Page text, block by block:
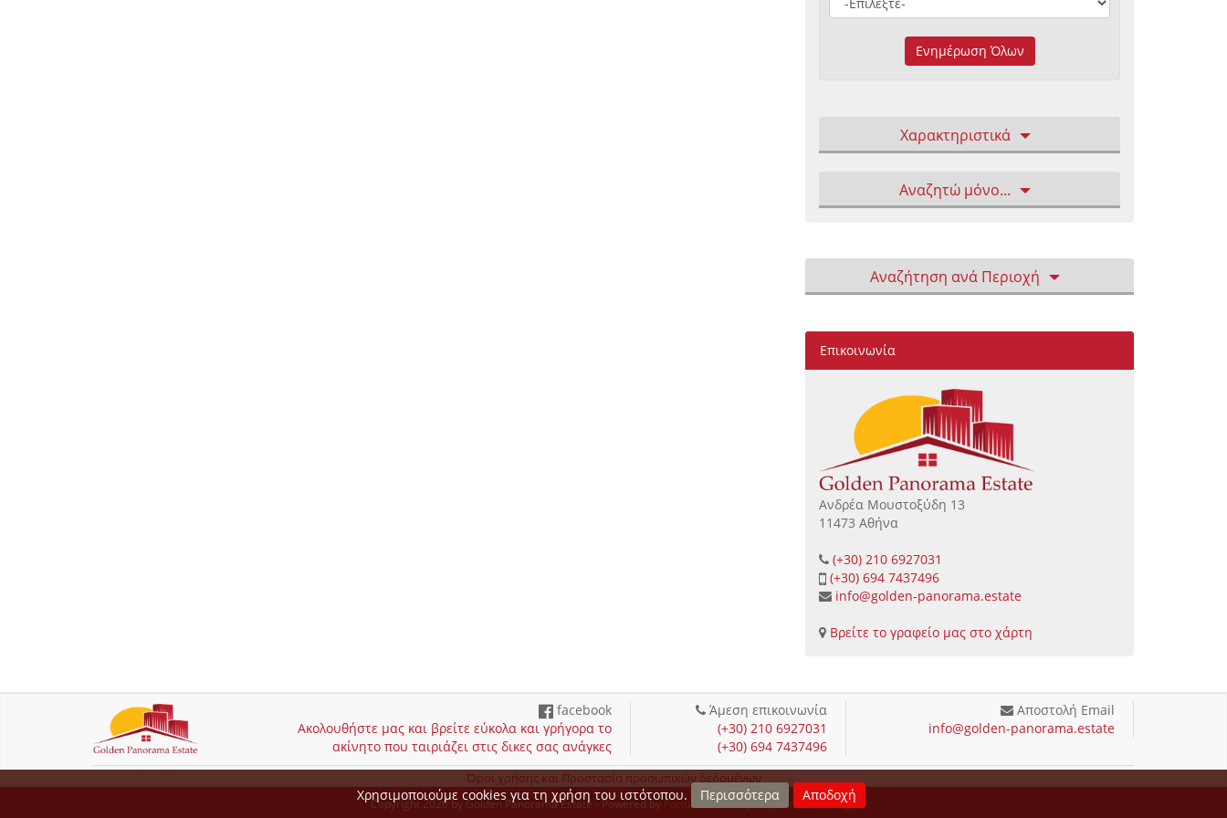
Χρησιμοποιούμε cookies για τη χρήση του ιστότοπου. Περισσότερα Αποδοχή
Ενημέρωση Όλων
Χαρακτηριστικά
Αναζητώ μόνο...
Αναζήτηση ανά Περιοχή
Επικοινωνία
Ανδρέα Μουστοξύδη 13
11473 Αθήνα
(+30) 210 6927031
(+30) 694 7437496
info@golden-panorama.estate
Βρείτε το γραφείο μας στο χάρτη
facebook
Ακολουθήστε μας και βρείτε εύκολα και γρήγορα το
ακίνητο που ταιριάζει στις δικες σας ανάγκες
Άμεση επικοινωνία
(+30) 210 6927031
(+30) 694 7437496
Αποστολή Email
info@golden-panorama.estate
Όροι χρήσης και Προστασία προσωπικών δεδομένων
Copyright 2026 by Golden Panorama Estate - Powered byFortunet Hellas|e-agents technology